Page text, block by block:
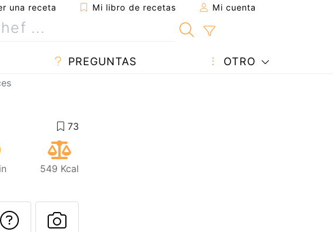
una receta Mi libro de recetas Mi cuenta
PREGUNTAS OTRO
549 Kcal
receta a un amigo
esta página
Preguntar al autor